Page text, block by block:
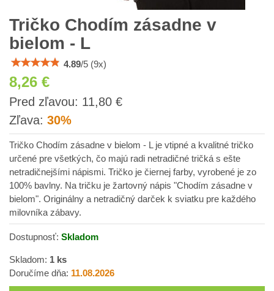
Tričko Chodím zásadne v
bielom - L
4.89/5 (9x)
8,26 €
Pred zľavou: 11,80 €s
Zľava: 30%
Tričko Chodím zásadne v bielom - L je vtipné a kvalitné tričko
určené pre všetkých, čo majú radi netradičné tričká s ešte
netradičnejšími nápismi. Tričko je čiernej farby, vyrobené je zo
100% bavlny. Na tričku je žartovný nápis "Chodím zásadne v
bielom". Originálny a netradičný darček k sviatku pre každého
milovníka zábavy.
Dostupnosť: Skladom
Skladom: 1 ks
Doručíme dňa: 11.08.2026